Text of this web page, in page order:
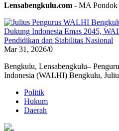
Lensabengkulu.com - MA Pondok
Dukung Indonesia Emas 2045,
Pendidikan dan Stabilitas Nasional
Mar 31, 2026/0
Bengkulu, Lensabengkulu–
Indonesia (WALHI) Bengkulu,
Politik
Hukum
Daerah